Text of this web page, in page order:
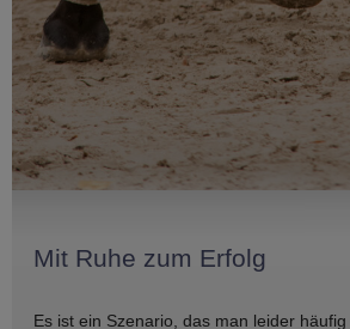
Mit Ruhe zum Erfolg
Es ist ein Szenario, das man leider